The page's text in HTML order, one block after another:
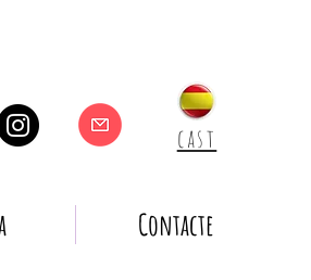
cast
Contacte